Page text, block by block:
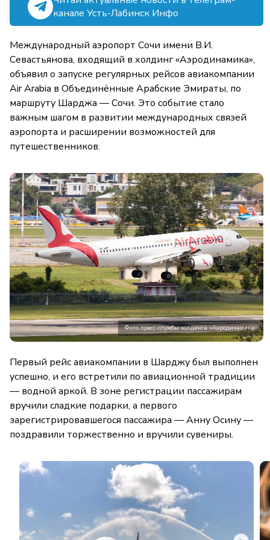
канале Усть-Лабинск Инфо
Международный аэропорт Сочи имени В.И.
Севастьянова, входящий в холдинг «Аэродинамика»,
объявил о запуске регулярных рейсов авиакомпании
Air Arabia в Объединённые Арабские Эмираты, по
маршруту Шарджа — Сочи. Это событие стало
важным шагом в развитии международных связей
аэропорта и расширении возможностей для
путешественников.
Фото пресс-службы холдинга «Аэродинамика»
Первый рейс авиакомпании в Шарджу был выполнен
успешно, и его встретили по авиационной традиции
— водной аркой. В зоне регистрации пассажирам
вручили сладкие подарки, а первого
зарегистрировавшегося пассажира — Анну Осину —
поздравили торжественно и вручили сувениры.